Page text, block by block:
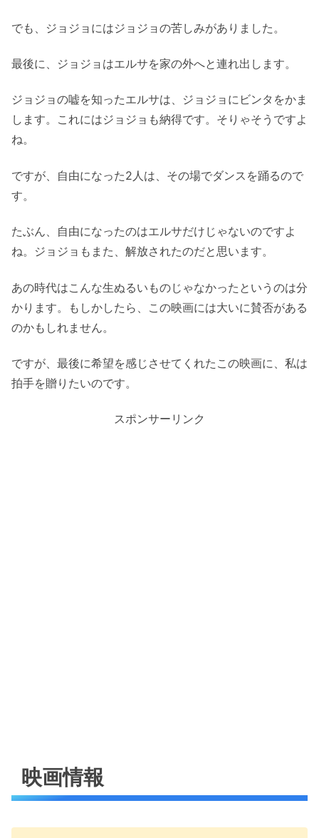
でも、ジョジョにはジョジョの苦しみがありました。
最後に、ジョジョはエルサを家の外へと連れ出します。
ジョジョの嘘を知ったエルサは、ジョジョにビンタをかま
します。これにはジョジョも納得です。そりゃそうですよ
ね。
ですが、自由になった2人は、その場でダンスを踊るので
す。
たぶん、自由になったのはエルサだけじゃないのですよ
ね。ジョジョもまた、解放されたのだと思います。
あの時代はこんな生ぬるいものじゃなかったというのは分
かります。もしかしたら、この映画には大いに賛否がある
のかもしれません。
ですが、最後に希望を感じさせてくれたこの映画に、私は
拍手を贈りたいのです。
スポンサーリンク
映画情報